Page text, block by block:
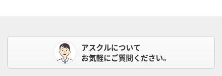
アスクルについて
お気軽にご質問ください。